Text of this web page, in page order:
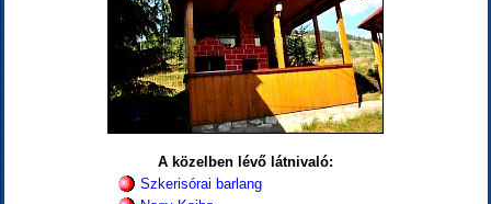
A közelben lévő látnivaló:
Szkerisórai barlang